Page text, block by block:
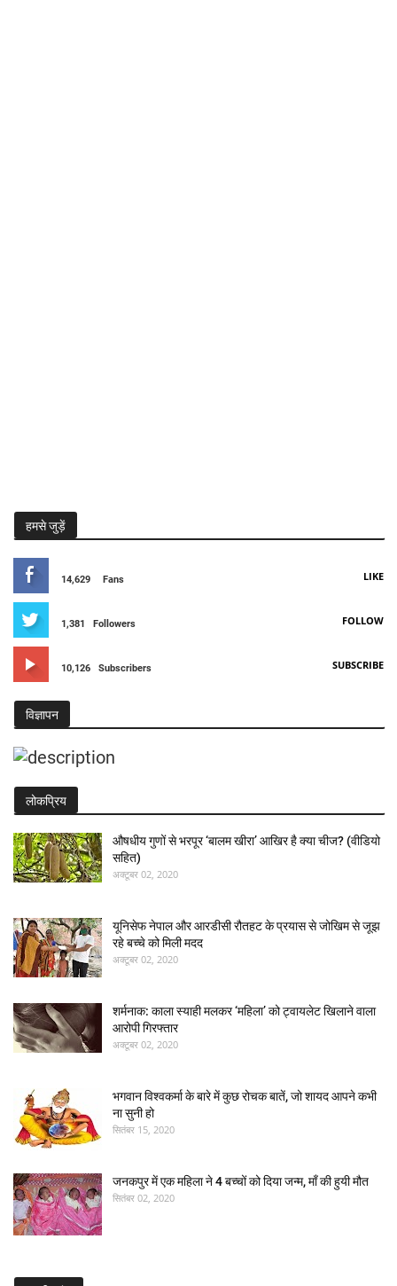
हमसे जुड़ें
14,629 Fans LIKE
1,381 Followers FOLLOW
10,126 Subscribers SUBSCRIBE
विज्ञापन
लोकप्रिय
औषधीय गुणों से भरपूर ‘बालम खीरा’ आखिर है क्या चीज? (वीडियो
सहित)
अक्टूबर 02, 2020
यूनिसेफ नेपाल और आरडीसी रौतहट के प्रयास से जोखिम से जूझ
रहे बच्चे को मिली मदद
अक्टूबर 02, 2020
शर्मनाक: काला स्याही मलकर ‘महिला’ को ट्वायलेट खिलाने वाला
आरोपी गिरफ्तार
अक्टूबर 02, 2020
भगवान विश्वकर्मा के बारे में कुछ रोचक बातें, जो शायद आपने कभी
ना सुनी हो
सितंबर 15, 2020
जनकपुर में एक महिला ने 4 बच्चों को दिया जन्म, माँ की हुयी मौत
सितंबर 02, 2020